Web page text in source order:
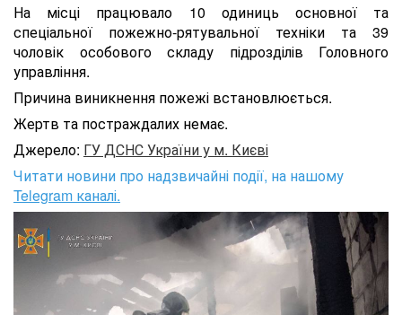
На місці працювало 10 одиниць основної та
спеціальної пожежно-рятувальної техніки та 39
чоловік особового складу підрозділів Головного
управління.
Причина виникнення пожежі встановлюється.
Жертв та постраждалих немає.
Джерело: ГУ ДСНС України у м. Києві
Читати новини про надзвичайні події, на нашому
Telegram каналі.